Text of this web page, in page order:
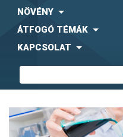
NÖVÉNY
ÁTFOGÓ TÉMÁK
KAPCSOLAT